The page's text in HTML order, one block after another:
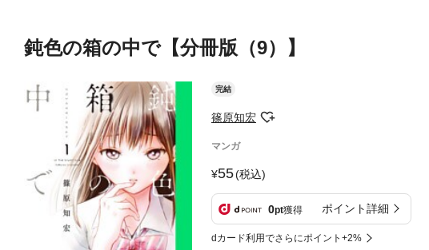
鈍色の箱の中で【分冊版（9）】
完結
篠原知宏
マンガ
55(税込)
0pt獲得 ポイント詳細
dカード利用でさらにポイント+2%